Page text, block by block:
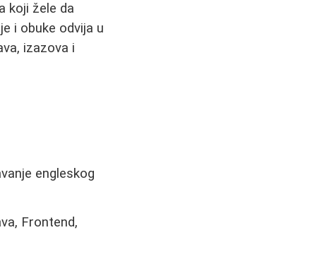
koji žele da
i obuke odvija u
izazova i
engleskog
Frontend,